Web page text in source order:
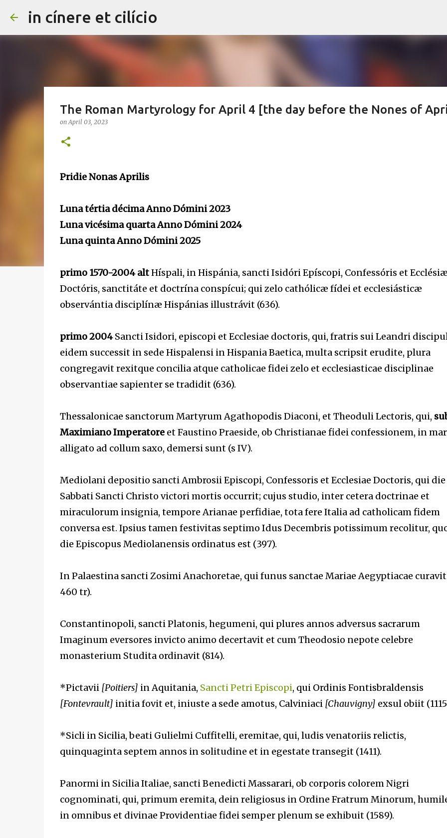
in cínere et cilício
The Roman Martyrology for April 4 [the day before the Nones of
onApril 03, 2023
Pridie Nonas Aprilis
Luna tértia décima Anno Dómini 2023
Luna vicésima quarta Anno Dómini 2024
Luna quinta Anno Dómini 2025
primo 1570-2004 altHíspali, in Hispánia, sancti Isidóri Epíscopi, Confessóris et
Doctóris, sanctitáte et doctrína conspícui; qui zelo cathólicæ fídei et ecclesiásticæ
observántia disciplínæ Hispánias illustrávit (636).
primo 2004Sancti Isidori, episcopi et Ecclesiae doctoris, qui, fratris sui Leandri
eidem successit in sede Hispalensi in Hispania Baetica, multa scripsit erudite, plura
congregavit rexitque concilia atque catholicae fidei zelo et ecclesiasticae disciplinae
observantiae sapienter se tradidit (636).
Thessalonicae sanctorum Martyrum Agathopodis Diaconi, et Theoduli Lectoris, qui,
Maximiano Imperatoreet Faustino Praeside, ob Christianae fidei confessionem, in
alligato ad collum saxo, demersi sunt (s IV).
Mediolani depositio sancti Ambrosii Episcopi, Confessoris et Ecclesiae Doctoris, qui die
Sabbati Sancti Christo victori mortis occurrit; cujus studio, inter cetera doctrinae et
miraculorum insignia, tempore Arianae perfidiae, tota fere Italia ad catholicam fidem
conversa est. Ipsius tamen festivitas septimo Idus Decembris potissimum recolitur,
die Episcopus Mediolanensis ordinatus est (397).
In Palaestina sancti Zosimi Anachoretae, qui funus sanctae Mariae Aegyptiacae curavit
460 tr).
Constantinopoli, sancti Platonis, hegumeni, qui plures annos adversus sacrarum
Imaginum eversores invicto animo decertavit et cum Theodosio nepote celebre
monasterium Studita ordinavit (814).
*Pictavii [Poitiers] in Aquitania, Sancti Petri Episcopi, qui Ordinis Fontisbraldensis
[Fontevrault] initia fovit et, iniuste a sede amotus, Calviniaci [Chauvigny] exsul obiit
*Sicli in Sicilia, beati Gulielmi Cuffitelli, eremitae, qui, ludis venatoriis relictis,
quinquaginta septem annos in solitudine et in egestate transegit (1411).
Panormi in Sicilia Italiae, sancti Benedicti Massarari, ob corporis colorem Nigri
cognominati, qui, primum eremita, dein religiosus in Ordine Fratrum Minorum,
in omnibus et divinae Providentiae fidei semper plenum se exhibuit (1589).